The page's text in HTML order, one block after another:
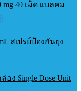
mg 40 เม็ด แบลคม
สเปรย์ป้องกันยุง
อง Single Dose Unit